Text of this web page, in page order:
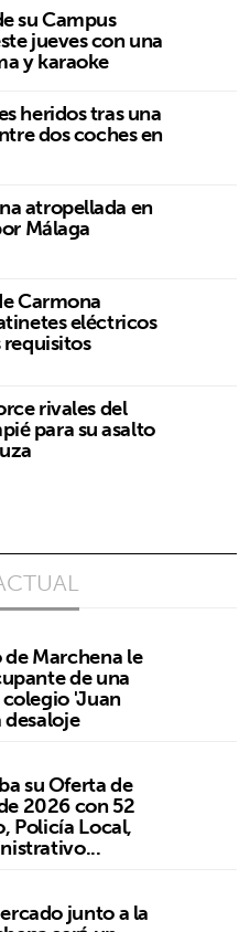
su Campus
jueves con una
y karaoke
heridos tras una
dos coches en
atropellada en
Málaga
Carmona
eléctricos
rivales del
para su asalto
Marchena le
de una
'Juan
su Oferta de
2026 con 52
Policía Local,
junto a la